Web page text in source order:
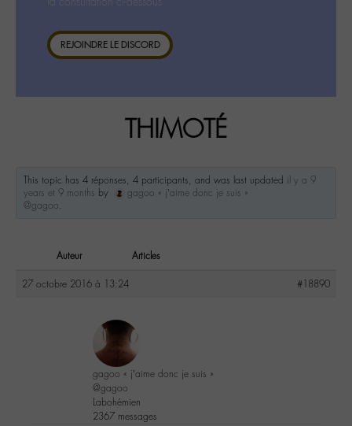
REJOINDRE LE DISCORD
THIMOTÉ
This topic has 4 réponses, 4 participants, and was last updated il y a 9
years et 9 months by
gagoo « j’aime donc je suis »
@gagoo.
Auteur Articles
27 octobre 2016 à 13:24 #18890
gagoo « j’aime donc je suis »
@gagoo
Labohémien
2367 messages